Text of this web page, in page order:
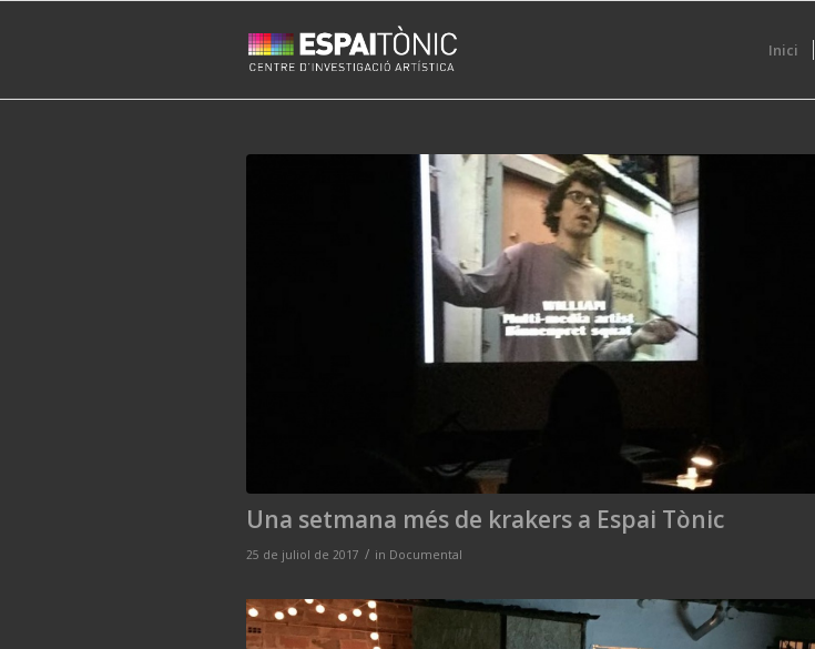
Inici
Una setmana més de krakers a Espai Tònic
25 de juliol de 2017 / in Documental